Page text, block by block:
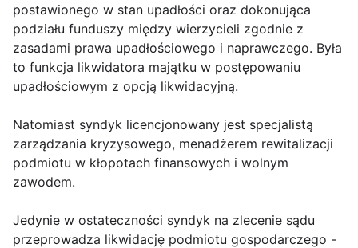
postawionego w stan upadłości oraz dokonująca
podziału funduszy między wierzycieli zgodnie z
zasadami prawa upadłościowego i naprawczego. Była
to funkcja likwidatora majątku w postępowaniu
upadłościowym z opcją likwidacyjną.
Natomiast syndyk licencjonowany jest specjalistą
zarządzania kryzysowego, menadżerem rewitalizacji
podmiotu w kłopotach finansowych i wolnym
zawodem.
Jedynie w ostateczności syndyk na zlecenie sądu
przeprowadza likwidację podmiotu gospodarczego -